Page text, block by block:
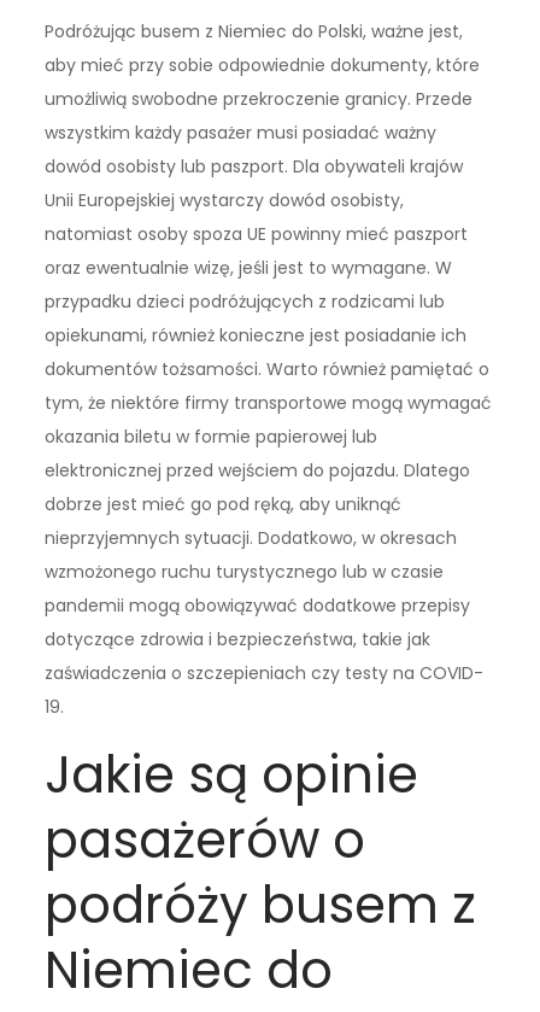
Podróżując busem z Niemiec do Polski, ważne jest,
aby mieć przy sobie odpowiednie dokumenty, które
umożliwią swobodne przekroczenie granicy. Przede
wszystkim każdy pasażer musi posiadać ważny
dowód osobisty lub paszport. Dla obywateli krajów
Unii Europejskiej wystarczy dowód osobisty,
natomiast osoby spoza UE powinny mieć paszport
oraz ewentualnie wizę, jeśli jest to wymagane. W
przypadku dzieci podróżujących z rodzicami lub
opiekunami, również konieczne jest posiadanie ich
dokumentów tożsamości. Warto również pamiętać o
tym, że niektóre firmy transportowe mogą wymagać
okazania biletu w formie papierowej lub
elektronicznej przed wejściem do pojazdu. Dlatego
dobrze jest mieć go pod ręką, aby uniknąć
nieprzyjemnych sytuacji. Dodatkowo, w okresach
wzmożonego ruchu turystycznego lub w czasie
pandemii mogą obowiązywać dodatkowe przepisy
dotyczące zdrowia i bezpieczeństwa, takie jak
zaświadczenia o szczepieniach czy testy na COVID-
19.
Jakie są opinie
pasażerów o
podróży busem z
Niemiec do